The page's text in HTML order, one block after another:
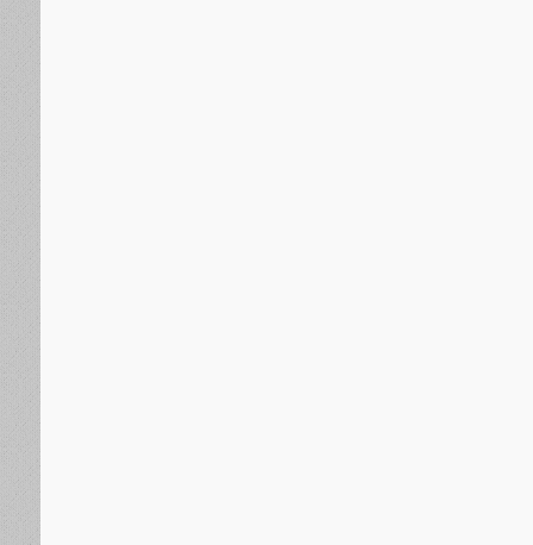
خلال زيارته للمناضل اللواء ناصر النوبة..الحالمي ويؤكد